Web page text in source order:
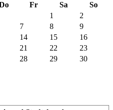
Fr Sa
So
1
2
7 8
9
14 15
16
21 22
23
28 29
30